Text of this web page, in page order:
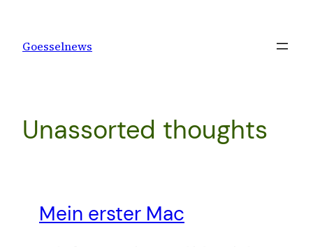
springen
Goesselnews
Unassorted thoughts
Mein erster Mac